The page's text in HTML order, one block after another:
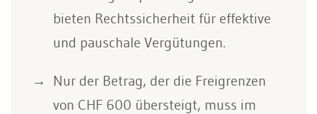
bieten Rechtssicherheit für effektive
und pauschale Vergütungen.
Nur der Betrag, der die Freigrenzen
von CHF 600 übersteigt, muss im